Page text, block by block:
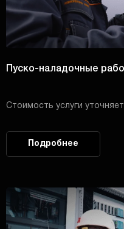
Пуско-наладочные
Стоимость услуги
Подробнее